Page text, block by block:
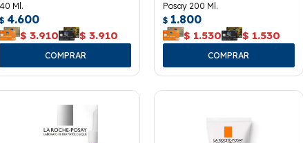
40 Ml.
$ 4.600
$ 3.910 $ 3.910
Posay 200 Ml.
$ 1.800
$ 1.530 $ 1.530